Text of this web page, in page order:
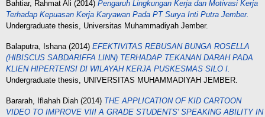
Bahtiar, Rahmat Ali (2014) Pengaruh Lingkungan Kerja dan Motivasi Kerja
Terhadap Kepuasan Kerja Karyawan Pada PT Surya Inti Putra Jember.
Undergraduate thesis, Universitas Muhammadiyah Jember.
Balaputra, Ishana(2014) EFEKTIVITAS REBUSAN BUNGA ROSELLA
(HIBISCUS SABDARIFFA LINN) TERHADAP TEKANAN DARAH PADA
KLIEN HIPERTENSI DI WILAYAH KERJA PUSKESMAS SILO I.
Undergraduate thesis, UNIVERSITAS MUHAMMADIYAH JEMBER.
Bararah, Iflahah Diah (2014) THE APPLICATION OF KID CARTOON
VIDEO TO IMPROVE VIII A GRADE STUDENTS' SPEAKING ABILITY IN